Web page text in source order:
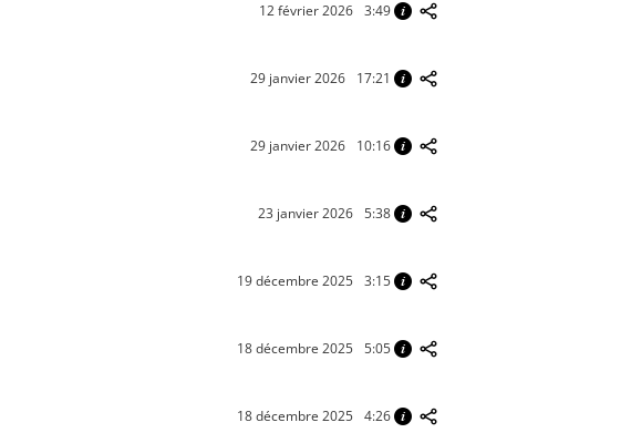
12 février 2026 3:49
29 janvier 2026 17:21
29 janvier 2026 10:16
23 janvier 2026 5:38
19 décembre 2025 3:15
18 décembre 2025 5:05
18 décembre 2025 4:26